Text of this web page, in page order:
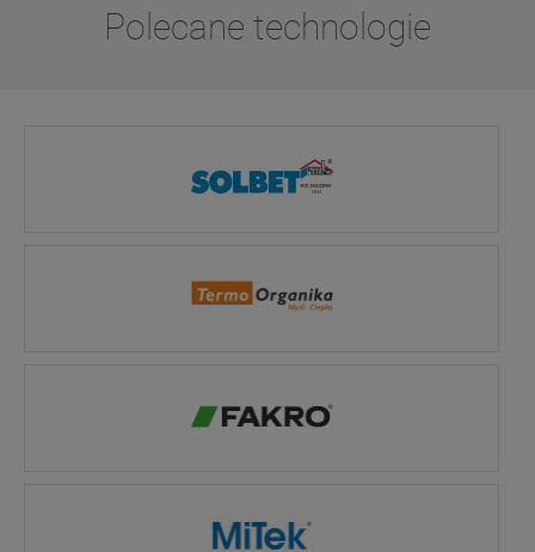
Polecane technologie